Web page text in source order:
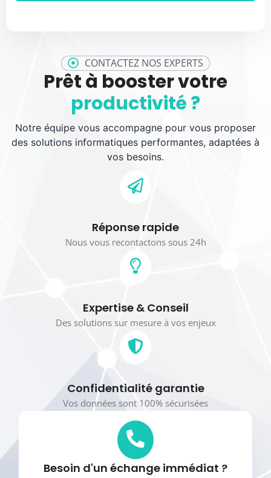
CONTACTEZ NOS EXPERTS
Prêt à booster votre
productivité ?
Notre équipe vous accompagne pour vous proposer
des solutions informatiques performantes, adaptées à
vos besoins.
Réponse rapide
Nous vous recontactons sous 24h
Expertise & Conseil
Des solutions sur mesure à vos enjeux
Confidentialité garantie
Vos données sont 100% sécurisées
Besoin d'un échange immédiat ?